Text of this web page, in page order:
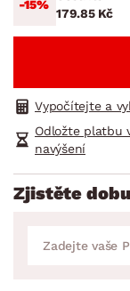
-15%
179.85 Kč
Vypočítejte a
Odložte platbu
navýšení
Zjistěte